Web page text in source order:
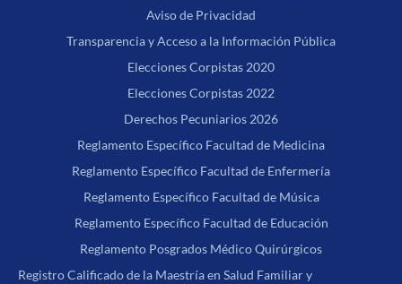
Aviso de Privacidad
Transparencia y Acceso a la Información Pública
Elecciones Corpistas 2020
Elecciones Corpistas 2022
Derechos Pecuniarios 2026
Reglamento Específico Facultad de Medicina
Reglamento Específico Facultad de Enfermería
Reglamento Específico Facultad de Música
Reglamento Específico Facultad de Educación
Reglamento Posgrados Médico Quirúrgicos
Registro Calificado de la Maestría en Salud Familiar y